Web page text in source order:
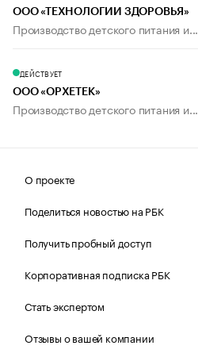
ООО «ТЕХНОЛОГИИ ЗДОРОВЬЯ»
Производство детского питания и...
ДЕЙСТВУЕТ
ООО «ОРХЕТЕК»
Производство детского питания и...
О проекте
Поделиться новостью на РБК
Получить пробный доступ
Корпоративная подписка РБК
Стать экспертом
Отзывы о вашей компании